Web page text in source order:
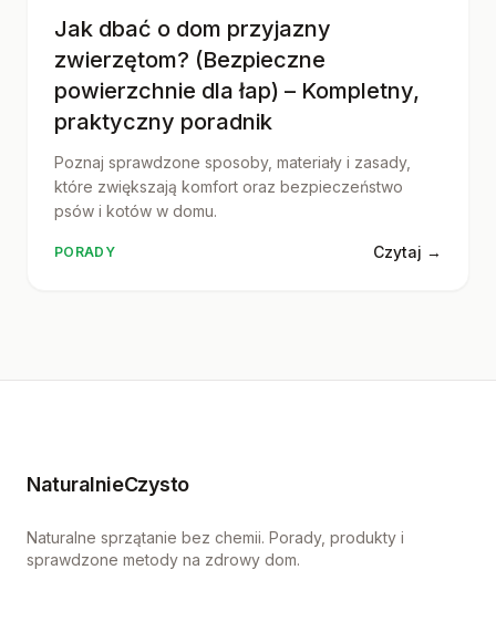
Jak dbać o dom przyjazny
zwierzętom? (Bezpieczne
powierzchnie dla łap) – Kompletny,
praktyczny poradnik
Poznaj sprawdzone sposoby, materiały i zasady,
które zwiększają komfort oraz bezpieczeństwo
psów i kotów w domu.
PORADY Czytaj →
NaturalnieCzysto
Naturalne sprzątanie bez chemii. Porady, produkty i
sprawdzone metody na zdrowy dom.